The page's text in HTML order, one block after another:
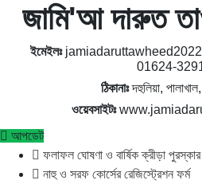
জামি'আ দারুত
ইমেইলঃ
01624-
ঠিকানাঃদহুলিয়া,
ওয়েবসাইটঃ
আপডেট
ফলাফল ঘোষণা ও বার্ষিক ক্রীড়া
নাহু ও সরফ কোর্সের রেজিস্ট্রেশন ফর্ম